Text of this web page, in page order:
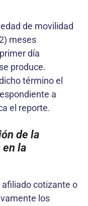
de movilidad
meses
día
produce.
término el
a
el reporte.
de la
la
cotizante o
los